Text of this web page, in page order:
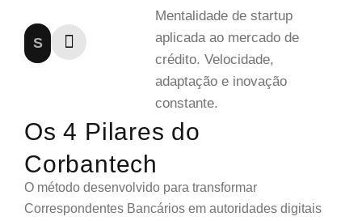
Os 4 Pilares do
Corbantech
O método desenvolvido para transformar
Correspondentes Bancários em autoridades digitais
S
Mentalidade de startup
aplicada ao mercado de
crédito. Velocidade,
adaptação e inovação
constante.